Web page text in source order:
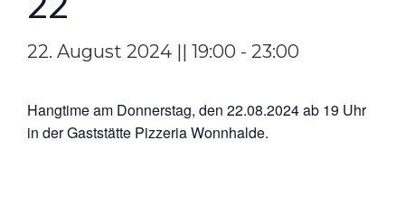
22. August 2024 || 19:00 - 23:00
Hangtime am Donnerstag, den 22.08.2024 ab 19 Uhr
in der Gaststätte Pizzeria Wonnhalde.